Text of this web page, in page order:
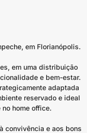
em Florianópolis.
em uma distribuição
e bem-estar.
adaptada
reservado e ideal
home office.
convivência e aos bons